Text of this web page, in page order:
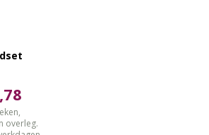
overleg.